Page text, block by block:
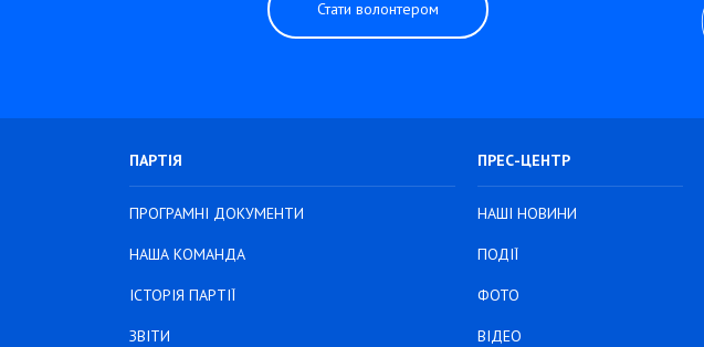
Стати волонтером
ПАРТІЯ
ПРОГРАМНІ ДОКУМЕНТИ
НАША КОМАНДА
ІСТОРІЯ ПАРТІЇ
ЗВІТИ
ПРЕС-ЦЕНТР
НАШІ НОВИНИ
ПОДІЇ
ФОТО
ВІДЕО